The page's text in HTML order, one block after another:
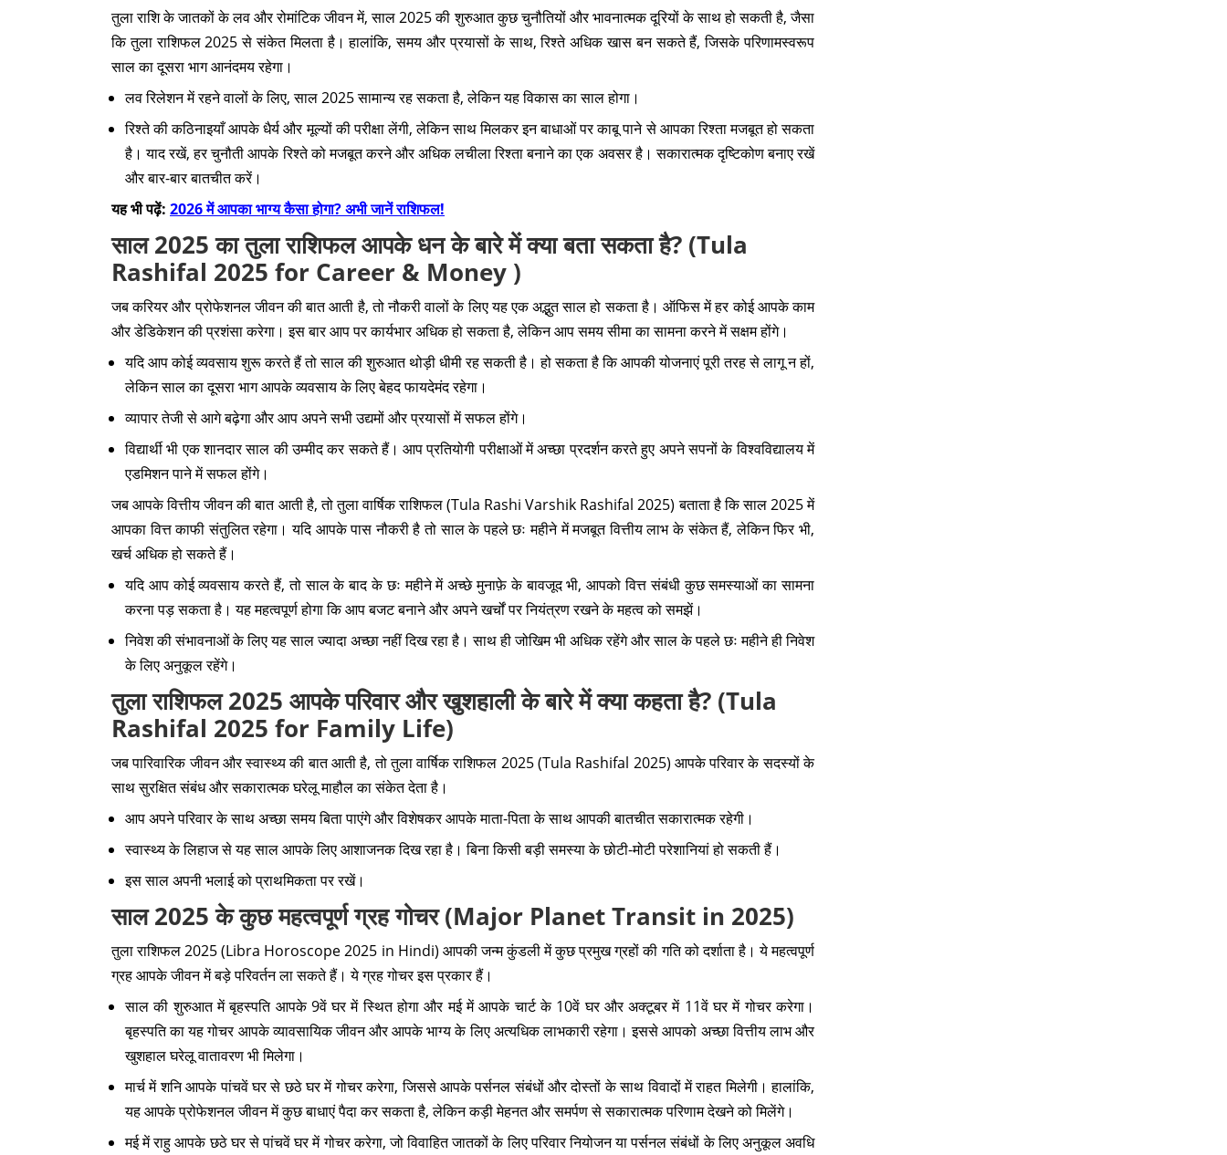
तुला राशि के जातकों के लव और रोमांटिक जीवन में, साल 2025 की शुरुआत कुछ चुनौतियों और भावनात्मक दूरियों के साथ हो सकती है, जैसा
कि तुला राशिफल 2025 से संकेत मिलता है। हालांकि, समय और प्रयासों के साथ, रिश्ते अधिक खास बन सकते हैं, जिसके परिणामस्वरूप
साल का दूसरा भाग आनंदमय रहेगा।
लव रिलेशन में रहने वालों के लिए, साल 2025 सामान्य रह सकता है, लेकिन यह विकास का साल होगा।
रिश्ते की कठिनाइयाँ आपके धैर्य और मूल्यों की परीक्षा लेंगी, लेकिन साथ मिलकर इन बाधाओं पर काबू पाने से आपका रिश्ता मजबूत हो सकता
है। याद रखें, हर चुनौती आपके रिश्ते को मजबूत करने और अधिक लचीला रिश्ता बनाने का एक अवसर है। सकारात्मक दृष्टिकोण बनाए रखें
और बार-बार बातचीत करें।
यह भी पढ़ें: 2026 में आपका भाग्य कैसा होगा? अभी जानें राशिफल!
साल 2025 का तुला राशिफल आपके धन के बारे में क्या बता सकता है? (Tula
Rashifal 2025 for Career & Money )
जब करियर और प्रोफेशनल जीवन की बात आती है, तो नौकरी वालों के लिए यह एक अद्भुत साल हो सकता है। ऑफिस में हर कोई आपके काम
और डेडिकेशन की प्रशंसा करेगा। इस बार आप पर कार्यभार अधिक हो सकता है, लेकिन आप समय सीमा का सामना करने में सक्षम होंगे।
यदि आप कोई व्यवसाय शुरू करते हैं तो साल की शुरुआत थोड़ी धीमी रह सकती है। हो सकता है कि आपकी योजनाएं पूरी तरह से लागू न हों,
लेकिन साल का दूसरा भाग आपके व्यवसाय के लिए बेहद फायदेमंद रहेगा।
व्यापार तेजी से आगे बढ़ेगा और आप अपने सभी उद्यमों और प्रयासों में सफल होंगे।
विद्यार्थी भी एक शानदार साल की उम्मीद कर सकते हैं। आप प्रतियोगी परीक्षाओं में अच्छा प्रदर्शन करते हुए अपने सपनों के विश्वविद्यालय में
एडमिशन पाने में सफल होंगे।
जब आपके वित्तीय जीवन की बात आती है, तो तुला वार्षिक राशिफल (Tula Rashi Varshik Rashifal 2025) बताता है कि साल 2025 में
आपका वित्त काफी संतुलित रहेगा। यदि आपके पास नौकरी है तो साल के पहले छः महीने में मजबूत वित्तीय लाभ के संकेत हैं, लेकिन फिर भी,
खर्च अधिक हो सकते हैं।
यदि आप कोई व्यवसाय करते हैं, तो साल के बाद के छः महीने में अच्छे मुनाफ़े के बावजूद भी, आपको वित्त संबंधी कुछ समस्याओं का सामना
करना पड़ सकता है। यह महत्वपूर्ण होगा कि आप बजट बनाने और अपने खर्चों पर नियंत्रण रखने के महत्व को समझें।
निवेश की संभावनाओं के लिए यह साल ज्यादा अच्छा नहीं दिख रहा है। साथ ही जोखिम भी अधिक रहेंगे और साल के पहले छः महीने ही निवेश
के लिए अनुकूल रहेंगे।
तुला राशिफल 2025 आपके परिवार और खुशहाली के बारे में क्या कहता है? (Tula
Rashifal 2025 for Family Life)
जब पारिवारिक जीवन और स्वास्थ्य की बात आती है, तो तुला वार्षिक राशिफल 2025 (Tula Rashifal 2025) आपके परिवार के सदस्यों के
साथ सुरक्षित संबंध और सकारात्मक घरेलू माहौल का संकेत देता है।
आप अपने परिवार के साथ अच्छा समय बिता पाएंगे और विशेषकर आपके माता-पिता के साथ आपकी बातचीत सकारात्मक रहेगी।
स्वास्थ्य के लिहाज से यह साल आपके लिए आशाजनक दिख रहा है। बिना किसी बड़ी समस्या के छोटी-मोटी परेशानियां हो सकती हैं।
इस साल अपनी भलाई को प्राथमिकता पर रखें।
साल 2025 के कुछ महत्वपूर्ण ग्रह गोचर (Major Planet Transit in 2025)
तुला राशिफल 2025 (Libra Horoscope 2025 in Hindi) आपकी जन्म कुंडली में कुछ प्रमुख ग्रहों की गति को दर्शाता है। ये महत्वपूर्ण
ग्रह आपके जीवन में बड़े परिवर्तन ला सकते हैं। ये ग्रह गोचर इस प्रकार हैं।
साल की शुरुआत में बृहस्पति आपके 9वें घर में स्थित होगा और मई में आपके चार्ट के 10वें घर और अक्टूबर में 11वें घर में गोचर करेगा।
बृहस्पति का यह गोचर आपके व्यावसायिक जीवन और आपके भाग्य के लिए अत्यधिक लाभकारी रहेगा। इससे आपको अच्छा वित्तीय लाभ और
खुशहाल घरेलू वातावरण भी मिलेगा।
मार्च में शनि आपके पांचवें घर से छठे घर में गोचर करेगा, जिससे आपके पर्सनल संबंधों और दोस्तों के साथ विवादों में राहत मिलेगी। हालांकि,
यह आपके प्रोफेशनल जीवन में कुछ बाधाएं पैदा कर सकता है, लेकिन कड़ी मेहनत और समर्पण से सकारात्मक परिणाम देखने को मिलेंगे।
मई में राहु आपके छठे घर से पांचवें घर में गोचर करेगा, जो विवाहित जातकों के लिए परिवार नियोजन या पर्सनल संबंधों के लिए अनुकूल अवधि